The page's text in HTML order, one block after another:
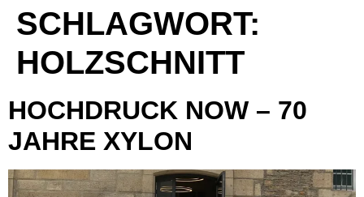
SCHLAGWORT:
HOLZSCHNITT
HOCHDRUCK NOW – 70
JAHRE XYLON